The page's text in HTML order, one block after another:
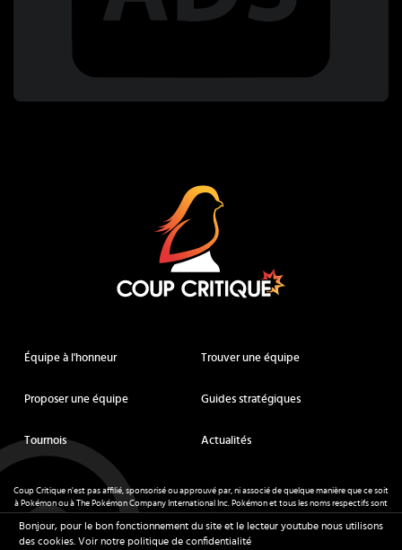
Équipe à l'honneur Trouver une équipe
Proposer une équipe Guides stratégiques
Tournois Actualités
Coup Critique n'est pas affilié, sponsorisé ou approuvé par, ni associé de quelque manière que ce soit
à Pokémon ou à The Pokémon Company International Inc. Pokémon et tous les noms respectifs sont
des marques déposées et des marques déposées. © de Nintendo 1996-2026.
Mentions légales - CGU- Tous droits réservés - Coup Critique
Bonjour, pour le bon fonctionnement du site et le lecteur youtube nous utilisons
des cookies. Voir notre politique de confidentialité